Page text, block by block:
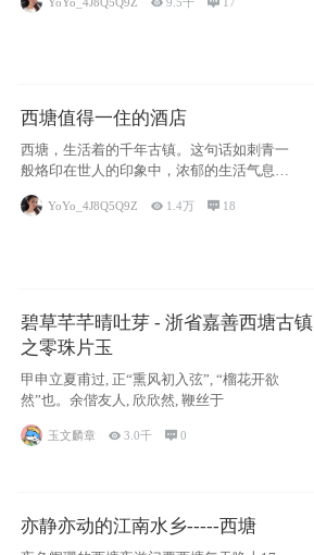
西塘值得一住的酒店
西塘，生活着的千年古镇。这句话如刺青一
般烙印在世人的印象中，浓郁的生活气息，
小桥流水
YoYo_4J8Q5Q9Z  1.4万  18
碧草芊芊晴吐芽 - 浙省嘉善西塘古镇
之零珠片玉
甲申立夏甫过, 正“熏风初入弦”, “榴花开欲
然”也。余偕友人, 欣欣然, 鞭丝于
玉文麟章  3.0千 0
亦静亦动的江南水乡-----西塘